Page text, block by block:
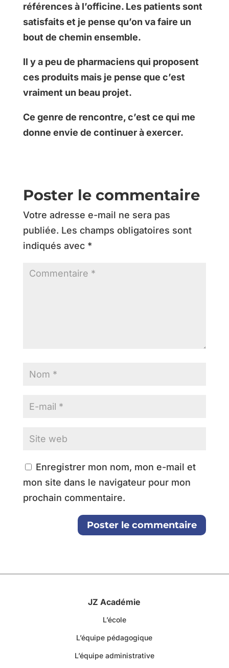
références à l’officine. Les patients sont
satisfaits et je pense qu’on va faire un
bout de chemin ensemble.
Il y a peu de pharmaciens qui proposent
ces produits mais je pense que c’est
vraiment un beau projet.
Ce genre de rencontre, c’est ce qui me
donne envie de continuer à exercer.
Poster le commentaire
Votre adresse e-mail ne sera pas
publiée. Les champs obligatoires sont
indiqués avec *
Enregistrer mon nom, mon e-mail et
mon site dans le navigateur pour mon
prochain commentaire.
JZ Académie
L’école
L’équipe pédagogique
L’équipe administrative